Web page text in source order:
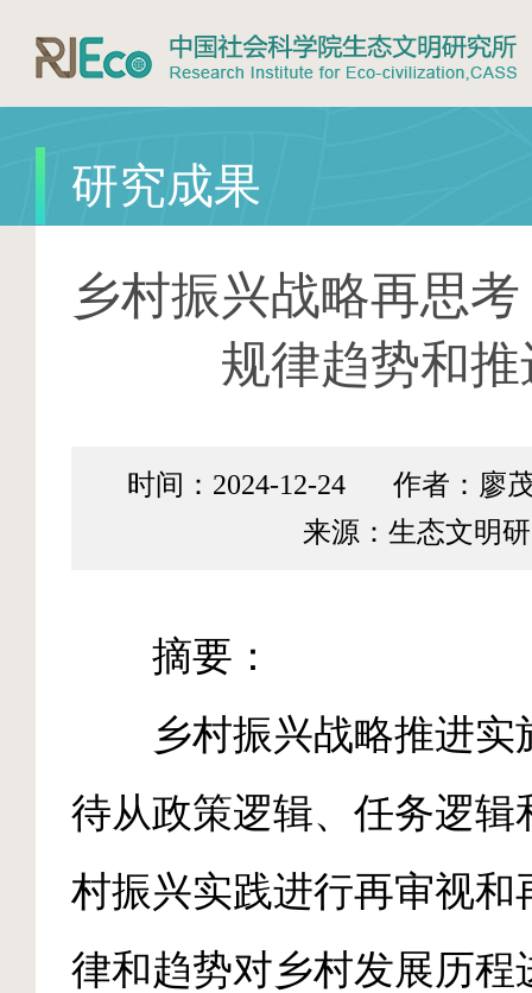
研究成果
乡村振兴战略再思
规律趋势和
时间：2024-12-24
作者：廖
来源：生态文明
摘要：
乡村振兴战略推进实
待从政策逻辑、任务逻辑
村振兴实践进行再审视和
律和趋势对乡村发展历程